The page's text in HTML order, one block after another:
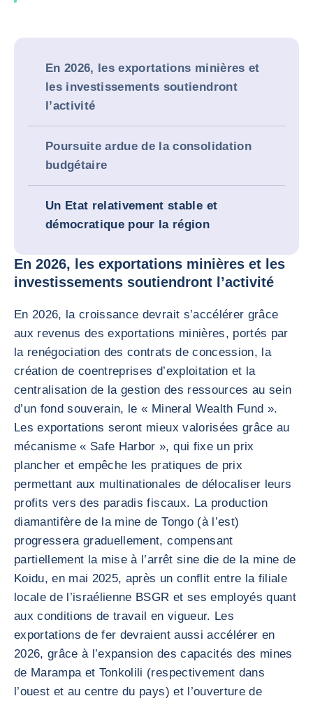
En 2026, les exportations minières et
les investissements soutiendront
l’activité
Poursuite ardue de la consolidation
budgétaire
Un Etat relativement stable et
démocratique pour la région
En 2026, les exportations minières et les
investissements soutiendront l’activité
En 2026, la croissance devrait s’accélérer grâce
aux revenus des exportations minières, portés par
la renégociation des contrats de concession, la
création de coentreprises d’exploitation et la
centralisation de la gestion des ressources au sein
d’un fond souverain, le « Mineral Wealth Fund ».
Les exportations seront mieux valorisées grâce au
mécanisme « Safe Harbor », qui fixe un prix
plancher et empêche les pratiques de prix
permettant aux multinationales de délocaliser leurs
profits vers des paradis fiscaux. La production
diamantifère de la mine de Tongo (à l’est)
progressera graduellement, compensant
partiellement la mise à l’arrêt sine die de la mine de
Koidu, en mai 2025, après un conflit entre la filiale
locale de l’israélienne BSGR et ses employés quant
aux conditions de travail en vigueur. Les
exportations de fer devraient aussi accélérer en
2026, grâce à l’expansion des capacités des mines
de Marampa et Tonkolili (respectivement dans
l’ouest et au centre du pays) et l’ouverture de